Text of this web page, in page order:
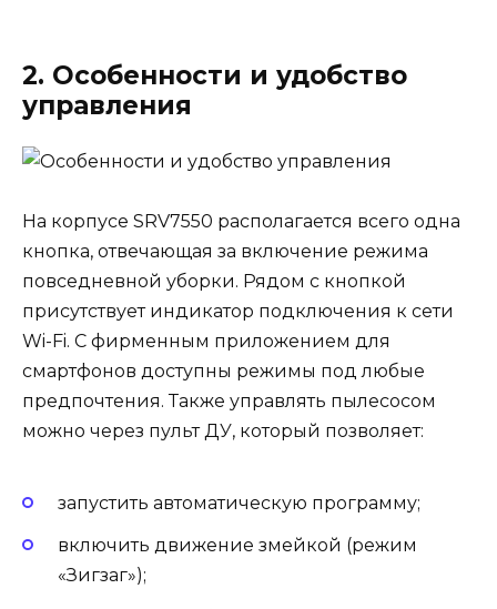
2. Особенности и удобство
управления
На корпусе SRV7550 располагается всего одна
кнопка, отвечающая за включение режима
повседневной уборки. Рядом с кнопкой
присутствует индикатор подключения к сети
Wi-Fi. С фирменным приложением для
смартфонов доступны режимы под любые
предпочтения. Также управлять пылесосом
можно через пульт ДУ, который позволяет:
запустить автоматическую программу;
включить движение змейкой (режим
«Зигзаг»);